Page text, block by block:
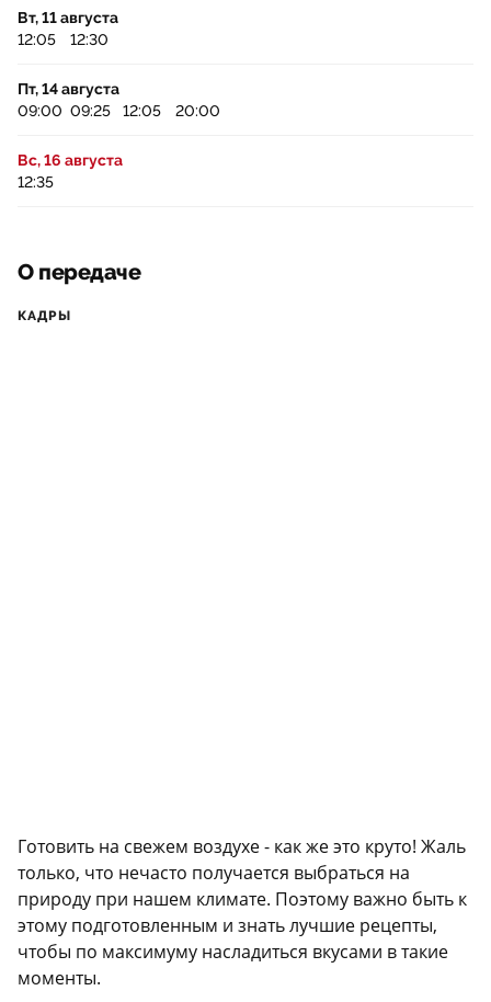
Вт, 11 августа
12:05
12:30
Пт, 14 августа
09:00 09:25 12:05 20:00
Вс, 16 августа
12:35
О передаче
КАДРЫ
Готовить на свежем воздухе - как же это круто! Жаль
только, что нечасто получается выбраться на
природу при нашем климате. Поэтому важно быть к
этому подготовленным и знать лучшие рецепты,
чтобы по максимуму насладиться вкусами в такие
моменты.